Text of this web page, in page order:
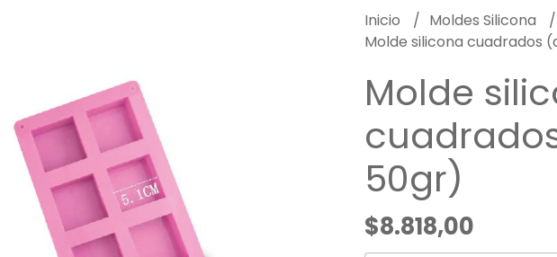
Inicio Moldes Silicona
Molde silicona cuadrados
Molde
50gr)
$8.818,00